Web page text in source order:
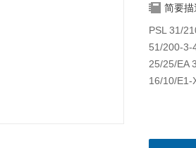
简要描
PSL 31/
51/200-3-
25/25/EA
16/10/E1-